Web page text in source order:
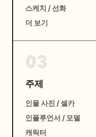
스케치 / 선화
더 보기
주제
인물 사진 / 셀카
인플루언서 / 모델
캐릭터